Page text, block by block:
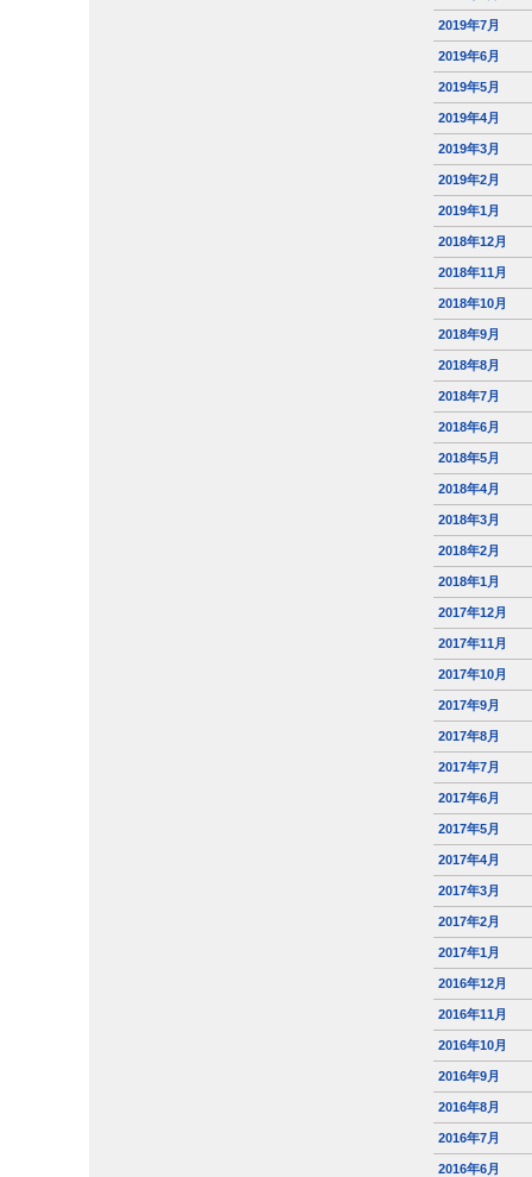
2019年7月
2019年6月
2019年5月
2019年4月
2019年3月
2019年2月
2019年1月
2018年12月
2018年11月
2018年10月
2018年9月
2018年8月
2018年7月
2018年6月
2018年5月
2018年4月
2018年3月
2018年2月
2018年1月
2017年12月
2017年11月
2017年10月
2017年9月
2017年8月
2017年7月
2017年6月
2017年5月
2017年4月
2017年3月
2017年2月
2017年1月
2016年12月
2016年11月
2016年10月
2016年9月
2016年8月
2016年7月
2016年6月